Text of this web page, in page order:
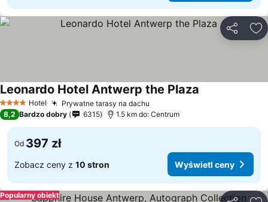
4 KategoriaHotel Prywatne tarasy na dachu
Leonardo Hotel Antwerp the Plaza
8,2 Bardzo dobry 6315 1.5 km do: Centrum
Od 397 zł
Zobacz ceny z 10 stron Wyświetl ceny
Popularny obiekt